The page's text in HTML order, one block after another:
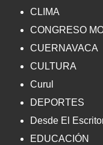
CLIMA
CONGRESO
CUERNAVACA
CULTURA
Curul
DEPORTES
Desde El
EDUCACIÓN